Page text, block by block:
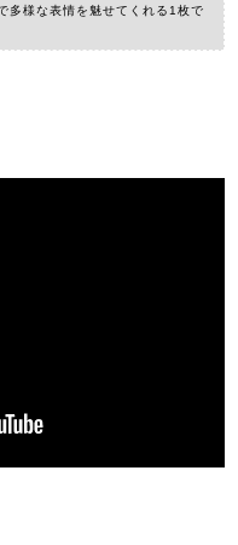
多様な表情を魅せてくれる1枚で